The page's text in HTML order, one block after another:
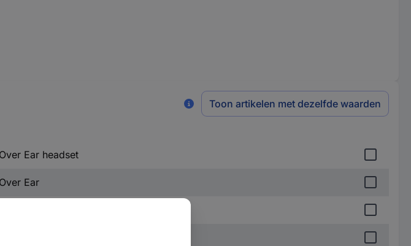
Toon artikelen met dezelfde waarden
Over Ear headset
Over Ear